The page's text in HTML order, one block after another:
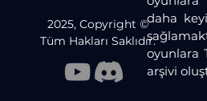
2025, Copyright ©
Tüm Hakları Saklıdır.
daha
oyunlara
arşivi